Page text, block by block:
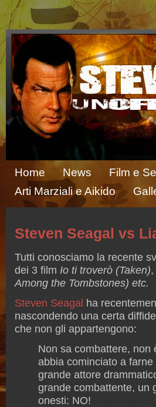
Home News Film e
Arti Marziali e Aikido
Steven Seagal vs
Tutti conosciamo la recente
dei 3 film Io ti troverò (Taken),
Among the Tombstones) etc.
Steven Seagal ha
nascondendo una certa
che non gli appartengono:
Non sa combattere, non
abbia cominciato a
grande attore
grande combattente, un
onesti: NO!